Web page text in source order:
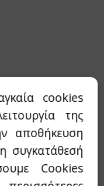
cookies
της
αποθήκευση
συγκατάθεσή
Cookies